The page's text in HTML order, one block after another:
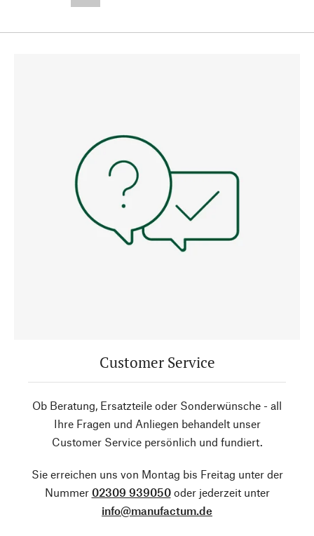
Customer Service
Ob Beratung, Ersatzteile oder Sonderwünsche - all
Ihre Fragen und Anliegen behandelt unser
Customer Service persönlich und fundiert.
Sie erreichen uns von Montag bis Freitag unter der
Nummer 02309 939050oder jederzeit unter
info@manufactum.de